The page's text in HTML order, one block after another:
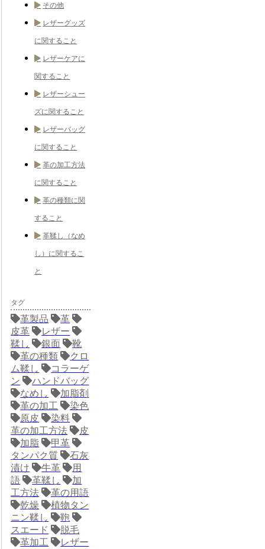
その他
レザーグッズ
に関すること
レザーケアに
関すること
レザーシュー
ズに関すること
レザーバッグ
に関すること
革の加工方法
に関すること
革の種類に関
すること
革鞣し（なめ
し）に関するこ
と
タグ
革製品
革
皮革
レザー
鞣し
銀面
靴
革の種類
クロ
ム鞣し
コラーゲ
ン
ハンドバッグ
なめし
加脂剤
革の加工
染色
原皮
染料
革の加工方法
皮
加脂
甲革
タンパク質
石灰
漬け
牛革
用
語
革鞣し
加
工方法
革の用語
乾燥
植物タン
ニン鞣し
鞄
スエード
脱毛
革加工
レザー